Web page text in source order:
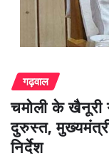
गढ़वाल
चमोली के खैनूरी
दुरुस्त,
निर्देश